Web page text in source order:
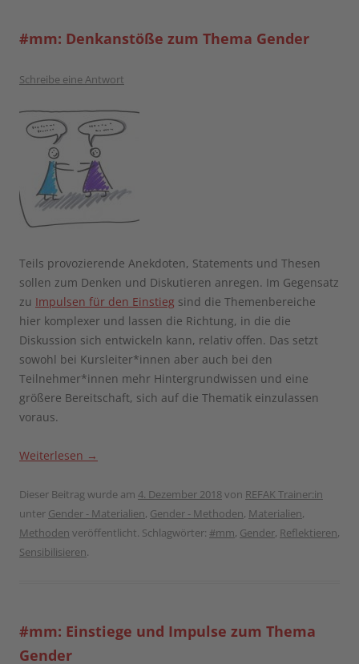
#mm: Denkanstöße zum Thema Gender
Schreibe eine Antwort
Teils provozierende Anekdoten, Statements und Thesen
sollen zum Denken und Diskutieren anregen. Im Gegensatz
zu Impulsen für den Einstieg sind die Themenbereiche
hier komplexer und lassen die Richtung, in die die
Diskussion sich entwickeln kann, relativ offen. Das setzt
sowohl bei Kursleiter*innen aber auch bei den
Teilnehmer*innen mehr Hintergrundwissen und eine
größere Bereitschaft, sich auf die Thematik einzulassen
voraus.
Weiterlesen →
Dieser Beitrag wurde am 4. Dezember 2018von REFAK Trainer:in
unter Gender - Materialien, Gender - Methoden, Materialien,
Methoden veröffentlicht. Schlagwörter: #mm, Gender, Reflektieren,
Sensibilisieren.
#mm: Einstiege und Impulse zum Thema
Gender